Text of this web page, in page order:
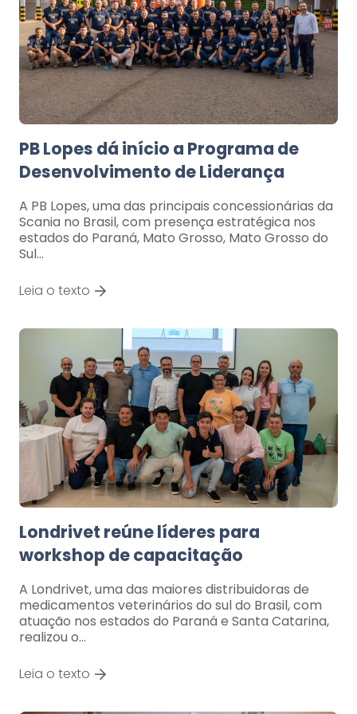
PB Lopes dá início a Programa de
Desenvolvimento de Liderança
A PB Lopes, uma das principais concessionárias da
Scania no Brasil, com presença estratégica nos
estados do Paraná, Mato Grosso, Mato Grosso do
Sul…
Leia o texto
Londrivet reúne líderes para
workshop de capacitação
A Londrivet, uma das maiores distribuidoras de
medicamentos veterinários do sul do Brasil, com
atuação nos estados do Paraná e Santa Catarina,
realizou o…
Leia o texto